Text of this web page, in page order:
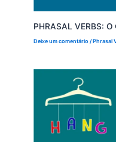
PHRASAL VERBS: O
Deixe um comentário /Phrasal